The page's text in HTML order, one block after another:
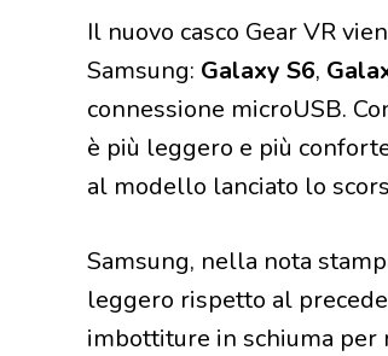
Il nuovo casco Gear VR
Samsung: Galaxy S6,
connessione microUSB.
è più leggero e più
al modello lanciato lo
Samsung, nella nota
leggero rispetto al
imbottiture in schiuma per